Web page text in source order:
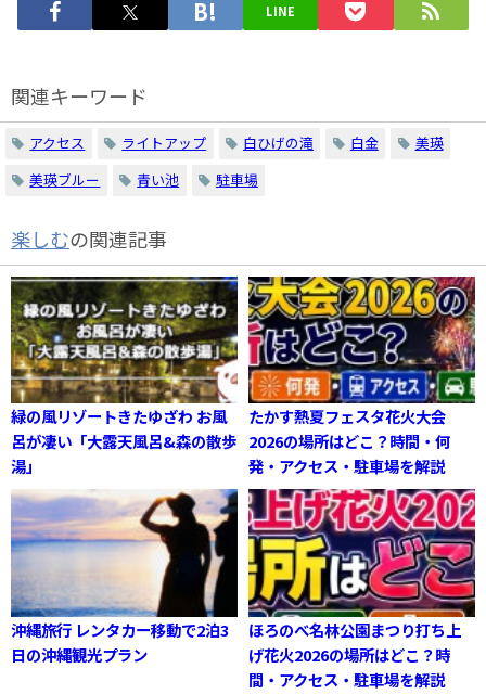
LINE
関連キーワード
アクセス ライトアップ 白ひげの滝 白金
美瑛
美瑛ブルー
青い池 駐車場
楽しむの関連記事
緑の風リゾートきたゆざわ お風
呂が凄い「大露天風呂&森の散歩
湯」
たかす熱夏フェスタ花火大会
2026の場所はどこ？時間・何
発・アクセス・駐車場を解説
沖縄旅行 レンタカー移動で2泊3
日の沖縄観光プラン
ほろのべ名林公園まつり打ち上
げ花火2026の場所はどこ？時
間・アクセス・駐車場を解説